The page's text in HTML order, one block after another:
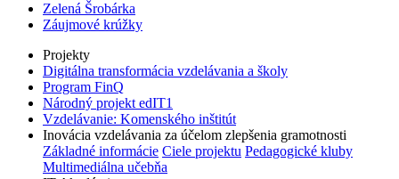
Zelená Šrobárka
Záujmové krúžky
Projekty
Digitálna transformácia vzdelávania a školy
Program FinQ
Národný projekt edIT1
Vzdelávanie: Komenského inštitút
Inovácia vzdelávania za účelom zlepšenia gramotnosti
Základné informácie Ciele projektu Pedagogické kluby
Multimediálna učebňa